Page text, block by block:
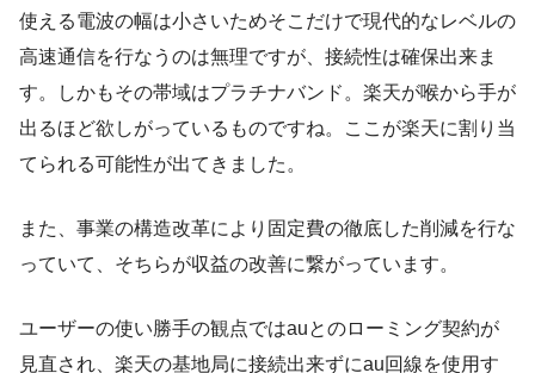
使える電波の幅は小さいためそこだけで現代的なレベルの
高速通信を行なうのは無理ですが、接続性は確保出来ま
す。しかもその帯域はプラチナバンド。楽天が喉から手が
出るほど欲しがっているものですね。ここが楽天に割り当
てられる可能性が出てきました。
また、事業の構造改革により固定費の徹底した削減を行な
っていて、そちらが収益の改善に繋がっています。
ユーザーの使い勝手の観点ではauとのローミング契約が
見直され、楽天の基地局に接続出来ずにau回線を使用す